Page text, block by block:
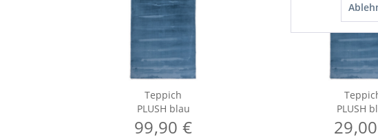
Teppich
PLUSH blau
99,90 €
PLUSH